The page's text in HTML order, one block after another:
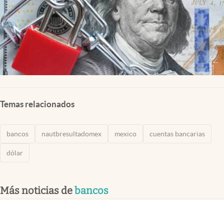
Temas relacionados
bancos nautbresultadomex mexico cuentas bancarias
dólar
Más noticias debancos